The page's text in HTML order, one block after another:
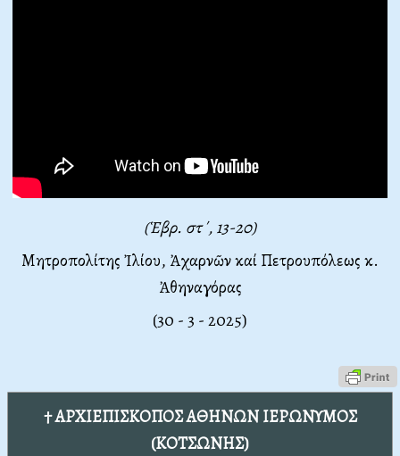
(Ἑβρ. στ΄, 13-20)
Μητροπολίτης Ἰλίου, Ἀχαρνῶν καί Πετρουπόλεως κ.
Ἀθηναγόρας
(30 - 3 - 2025)
† ΑΡΧΙΕΠΙΣΚΟΠΟΣ ΑΘΗΝΩΝ ΙΕΡΩΝΥΜΟΣ
(ΚΟΤΣΩΝΗΣ)